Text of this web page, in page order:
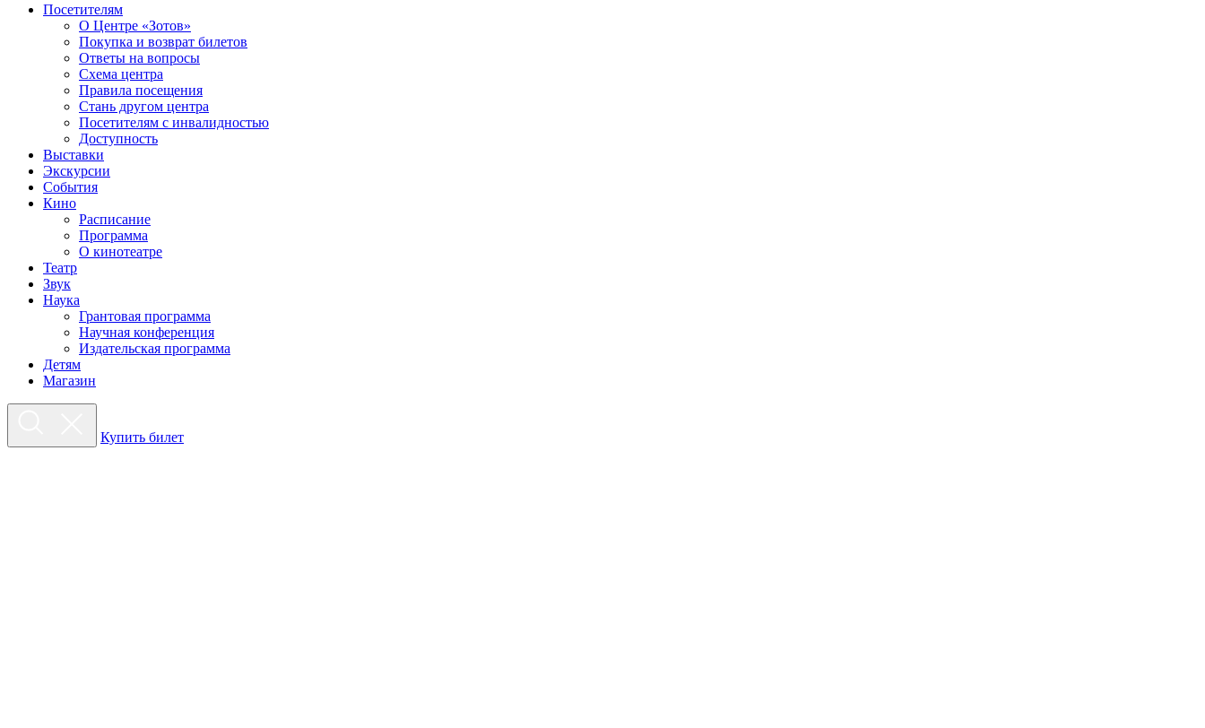
Посетителям
О Центре «Зотов»
Покупка и возврат билетов
Ответы на вопросы
Схема центра
Правила посещения
Стань другом центра
Посетителям с инвалидностью
Доступность
Выставки
Экскурсии
События
Кино
Расписание
Программа
О кинотеатре
Театр
Звук
Наука
Грантовая программа
Научная конференция
Издательская программа
Детям
Магазин
Купить билет